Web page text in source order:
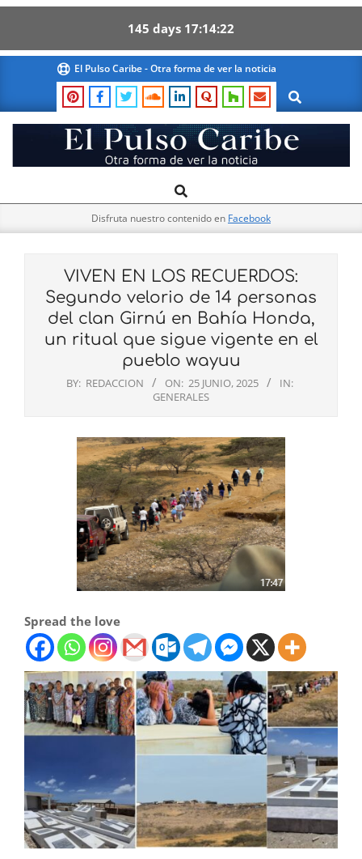
145 days 17 14 21
content
El Pulso Caribe - Otra forma de ver la noticia
Search
El
Pulso
Navigation
Search
Disfruta nuestro contenido en Facebook
VIVEN EN LOS RECUERDOS:
Segundo velorio de 14 personas
del clan Girnú en Bahía Honda,
un ritual que sigue vigente en el
pueblo wayuu
BY: REDACCION ON: 25 JUNIO, 2025
IN:
GENERALES
Spread the love